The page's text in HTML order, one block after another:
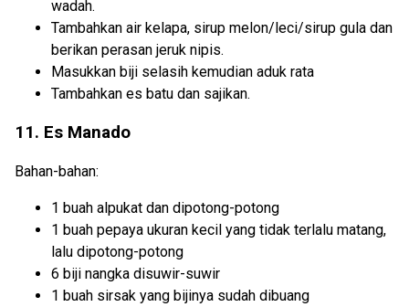
wadah.
Tambahkan air kelapa, sirup melon/leci/sirup gula dan
berikan perasan jeruk nipis.
Masukkan biji selasih kemudian aduk rata
Tambahkan es batu dan sajikan.
11. Es Manado
Bahan-bahan:
1 buah alpukat dan dipotong-potong
1 buah pepaya ukuran kecil yang tidak terlalu matang,
lalu dipotong-potong
6 biji nangka disuwir-suwir
1 buah sirsak yang bijinya sudah dibuang